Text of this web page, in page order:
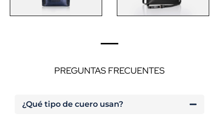
PREGUNTAS FRECUENTES
¿Qué tipo de cuero usan?